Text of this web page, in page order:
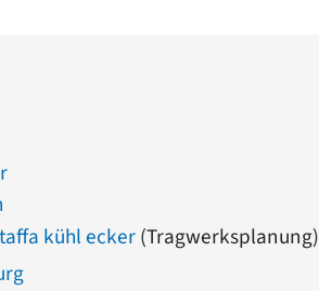
kühl ecker(Tragwerksplanung)